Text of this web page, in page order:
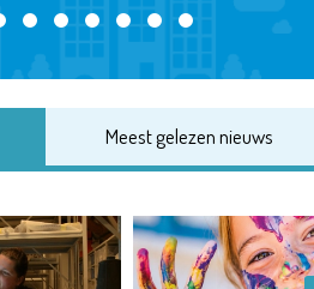
Meest gelezen nieuws